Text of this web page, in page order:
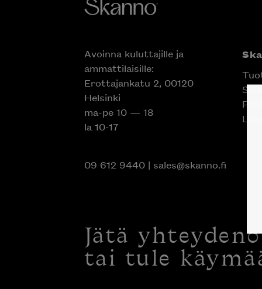
Avoinna kuluttajille ja
ammattilaisille:
Erottajankatu 2, 00120
Helsinki
ma-pe 10 — 18
la 10-17
09 612 9440| sales@skanno.fi
Jätä
tai tule